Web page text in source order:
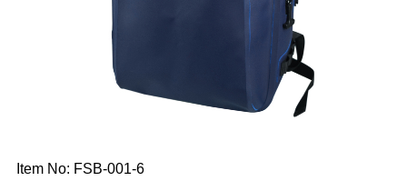
Item No: FSB-001-6